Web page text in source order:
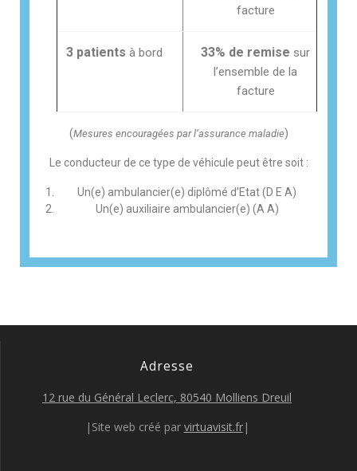
facture
3 patients à bord 33% de remise sur
l’ensemble de la
facture
(Mesures encouragées par l’assurance maladie)
Le conducteur de ce type de véhicule peut être soit :
Un(e) ambulancier(e) diplômé d’Etat (D E A)
Un(e) auxiliaire ambulancier(e) (A A)
Adresse
12 rue du Général Leclerc, 80540 Molliens Dreuil
|Site web créé par virtuavisit.fr|